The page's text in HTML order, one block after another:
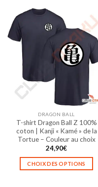
DRAGON BALL
T-shirt Dragon Ball Z 100%
coton | Kanji « Kamé » de la
Tortue – Couleur au choix
24,90€
CHOIX DES OPTIONS